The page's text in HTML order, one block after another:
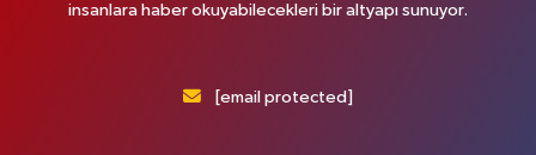
insanlara haber okuyabilecekleri bir altyapı sunuyor.
[email protected]